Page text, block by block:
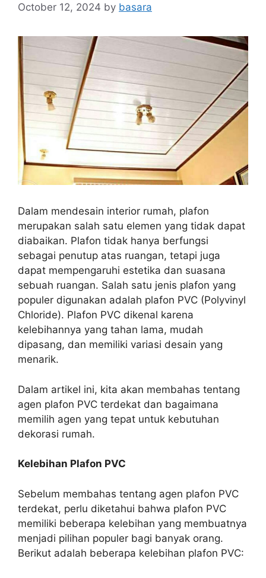
October 12, 2024 by basara
Dalam mendesain interior rumah, plafon
merupakan salah satu elemen yang tidak dapat
diabaikan. Plafon tidak hanya berfungsi
sebagai penutup atas ruangan, tetapi juga
dapat mempengaruhi estetika dan suasana
sebuah ruangan. Salah satu jenis plafon yang
populer digunakan adalah plafon PVC (Polyvinyl
Chloride). Plafon PVC dikenal karena
kelebihannya yang tahan lama, mudah
dipasang, dan memiliki variasi desain yang
menarik.
Dalam artikel ini, kita akan membahas tentang
agen plafon PVC terdekat dan bagaimana
memilih agen yang tepat untuk kebutuhan
dekorasi rumah.
Kelebihan Plafon PVC
Sebelum membahas tentang agen plafon PVC
terdekat, perlu diketahui bahwa plafon PVC
memiliki beberapa kelebihan yang membuatnya
menjadi pilihan populer bagi banyak orang.
Berikut adalah beberapa kelebihan plafon PVC: